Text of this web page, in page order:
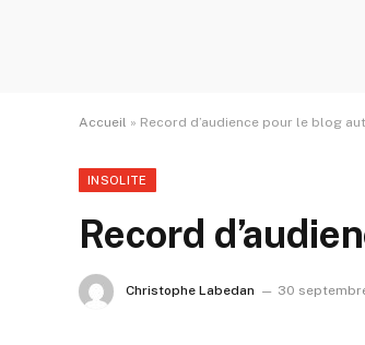
Accueil » Record d’audience pour le blog
INSOLITE
Record
Christophe Labedan 30